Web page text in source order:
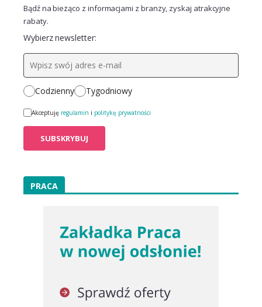
Bądź na bieżąco z informacjami z branży, zyskaj atrakcyjne
rabaty.
Wybierz newsletter:
Codzienny Tygodniowy
Akceptuję regulamin i politykę prywatności
PRACA